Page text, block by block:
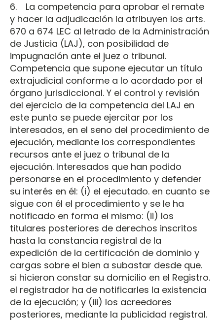
6. La competencia para aprobar el remate
y hacer la adjudicación la atribuyen los arts.
670 a 674 LEC al letrado de la Administración
de Justicia (LAJ), con posibilidad de
impugnación ante el juez o tribunal.
Competencia que supone ejecutar un título
extrajudicial conforme a lo acordado por el
órgano jurisdiccional. Y el control y revisión
del ejercicio de la competencia del LAJ en
este punto se puede ejercitar por los
interesados, en el seno del procedimiento de
ejecución, mediante los correspondientes
recursos ante el juez o tribunal de la
ejecución. Interesados que han podido
personarse en el procedimiento y defender
su interés en él: (i) el ejecutado. en cuanto se
sigue con él el procedimiento y se le ha
notificado en forma el mismo: (ii) los
titulares posteriores de derechos inscritos
hasta la constancia registral de la
expedición de la certificación de dominio y
cargas sobre el bien a subastar desde que.
si hicieron constar su domicilio en el Registro.
el registrador ha de notificarles la existencia
de la ejecución; y (iii) los acreedores
posteriores, mediante la publicidad registral.